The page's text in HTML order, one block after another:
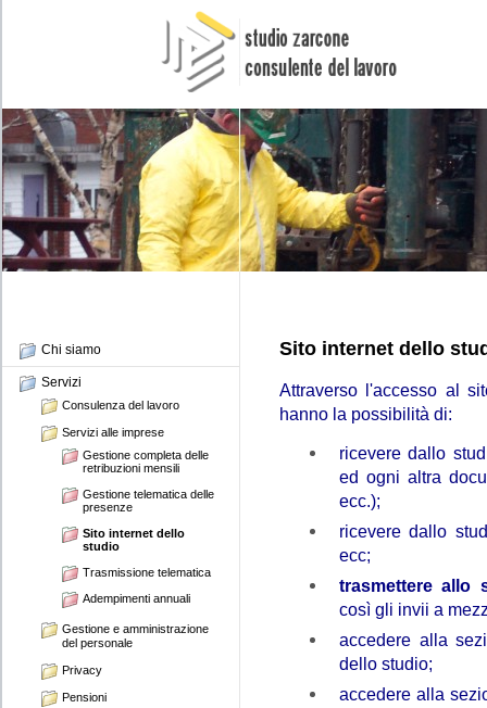
Chi siamo
Servizi
Consulenza del lavoro
Servizi alle imprese
Gestione completa delle
retribuzioni mensili
Gestione telematica delle
presenze
Sito internet dello
studio
Trasmissione telematica
Adempimenti annuali
Gestione e amministrazione
del personale
Privacy
Pensioni
Sito internet dello
Attraverso l'accesso al
hanno la possibilità di:
ricevere dallo
ed ogni altra
ecc.);
ricevere dallo
ecc;
trasmettere allo
così gli invii a
accedere alla
dello studio;
accedere alla